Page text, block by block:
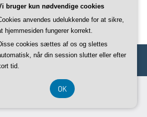
til polterabend i københavn
by ThemeZee.
DK-37 40 77 39
bruger kun nødvendige cookies
anvendes udelukkende for at sikre,
hjemmesiden fungerer korrekt.
cookies sættes af os og slettes
når din session slutter eller efter
tid.
OK